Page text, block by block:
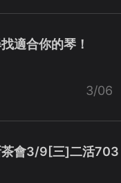
適合你的琴！
3/06
茶會3/9[三]二活703